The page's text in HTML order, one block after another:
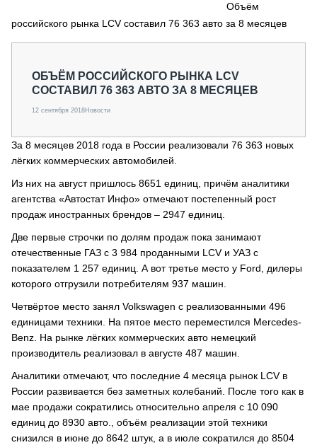
СПЕЦПРОЕКТЫ
О ПРОЕКТЕ
Объём
российского рынка LCV составил 76 363 авто за 8 месяцев
ОБЪЁМ РОССИЙСКОГО РЫНКА LCV
СОСТАВИЛ 76 363 АВТО ЗА 8 МЕСЯЦЕВ
12 сентября 2018Новости
За 8 месяцев 2018 года в России реализовали 76 363 новых
лёгких коммерческих автомобилей.
Из них на август пришлось 8651 единиц, причём аналитики
агентства «Автостат Инфо» отмечают постепенный рост
продаж иностранных брендов – 2947 единиц.
Две первые строчки по долям продаж пока занимают
отечественные ГАЗ с 3 984 проданными LCV и УАЗ с
показателем 1 257 единиц. А вот третье место у Ford, дилеры
которого отгрузили потребителям 937 машин.
Четвёртое место занял Volkswagen с реализованными 496
единицами техники. На пятое место переместился Mercedes-
Benz. На рынке лёгких коммерческих авто немецкий
производитель реализовал в августе 487 машин.
Аналитики отмечают, что последние 4 месяца рынок LCV в
России развивается без заметных колебаний. После того как в
мае продажи сократились относительно апреля с 10 090
единиц до 8930 авто., объём реализации этой техники
снизился в июне до 8642 штук, а в июле сократился до 8504